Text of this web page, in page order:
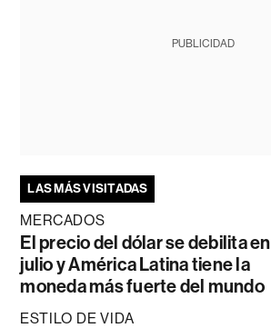
PUBLICIDAD
LAS MÁS VISITADAS
MERCADOS
El precio del dólar se debilita en
julio y América Latina tiene la
moneda más fuerte del mundo
ESTILO DE VIDA